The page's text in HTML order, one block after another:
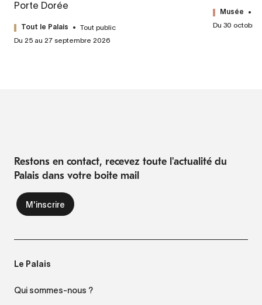
Porte Dorée
Tout le Palais
Tout public
Du 25 au 27 septembre 2026
Musée
Du 30 octobre
Restons en contact, recevez toute l'actualité du
Palais dans votre boite mail
Le Palais
Qui sommes-nous ?